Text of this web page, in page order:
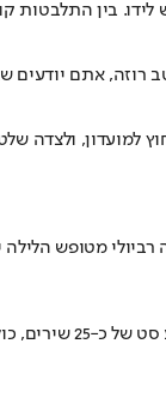
בין התלבטות
רוזה, אתם
ולצדה
מטופש